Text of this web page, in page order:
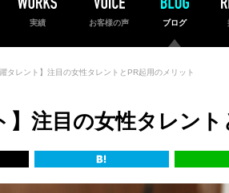
実績 お客様の声 ブログ
タレント】注目の女性タレントとPR起用のメリット
】注目の女性タレン